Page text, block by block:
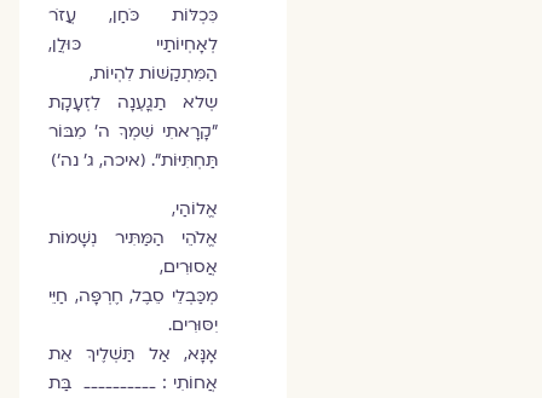
כִּכְלּוֹת כֹּחַן, עֲזֹר
לְאָחְיוֹתַיי כּוּלֲן,
הַמִּתְקַשּׁוֹת לִהְיוֹת,
שְלא תַגֳעְנָה לִזְעָקָת
"קָרָאתִי שִׁמְךָ ה' מִבּוֹר
תַּחְתִּיּוֹת". (איכה, ג' נה')
אֱלוֹהַי,
אֱלֹהֵי הַמַּתִּיר נְשָׁמוֹת
אֲסוּרִים,
מְכַּבְלֵי סֵבֶל, חֶרְפָּה, חַיֵּי
יִסּוּרִים.
אָנָּא, אַל תַּשְׁלֶיךְ אֵת
אֲחוֹתִי : __________ בַּת